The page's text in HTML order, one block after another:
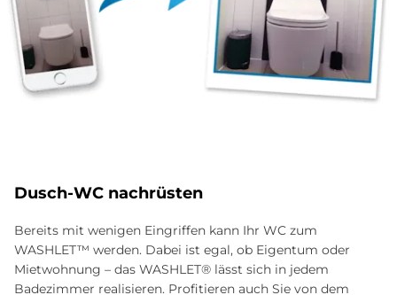
Dusch-WC nachrüsten
Bereits mit wenigen Eingriffen kann Ihr WC zum
WASHLET™ werden. Dabei ist egal, ob Eigentum oder
Mietwohnung – das WASHLET® lässt sich in jedem
Badezimmer realisieren. Profitieren auch Sie von dem